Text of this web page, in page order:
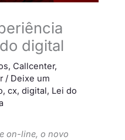
digital
, Callcenter,
/ Deixe um
, cx, digital, Lei do
on-line, o novo